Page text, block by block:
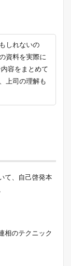
しれないの
資料を実際に
容をまとめて
上司の理解も
て、自己啓発本
相のテクニック